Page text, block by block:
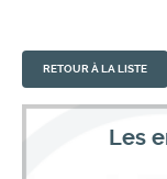
RETOUR À LA LISTE
Les